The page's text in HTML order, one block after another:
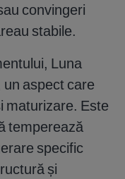
convingeri
stabile.
Luna
aspect care
maturizare. Este
temperează
specific
și